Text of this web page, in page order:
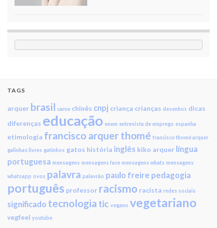
TAGS
arquer brasil carne chinês cnpj criança crianças desenhos dicas
diferenças educação enem entrevista de emprego espanha
etimologia francisco arquer thomé francisco thomé arquer
galinhas livres gatinhos gatos história inglês kiko arquer língua
portuguesa mensagens mensagens face mensagens whats mensagens
whatsapp ovos palavra palavrão paulo freire pedagogia
português professor racismo racista redes sociais
significado tecnologia tic vegano vegetariano
vegfeel youtube